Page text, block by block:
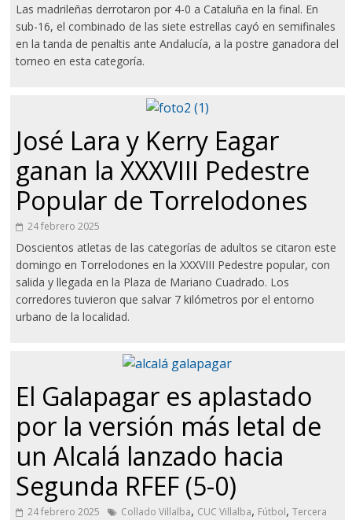
Las madrileñas derrotaron por 4-0 a Cataluña en la final. En
sub-16, el combinado de las siete estrellas cayó en semifinales
en la tanda de penaltis ante Andalucía, a la postre ganadora del
torneo en esta categoría.
José Lara y Kerry Eagar
ganan la XXXVIII Pedestre
Popular de Torrelodones
24 febrero 2025
Doscientos atletas de las categorías de adultos se citaron este
domingo en Torrelodones en la XXXVIII Pedestre popular, con
salida y llegada en la Plaza de Mariano Cuadrado. Los
corredores tuvieron que salvar 7 kilómetros por el entorno
urbano de la localidad.
El Galapagar es aplastado
por la versión más letal de
un Alcalá lanzado hacia
Segunda RFEF (5-0)
24 febrero 2025 Collado Villalba, CUC Villalba, Fútbol,Tercera